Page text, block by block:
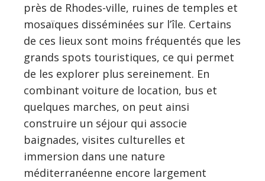
près de Rhodes-ville, ruines de temples et
mosaïques disséminées sur l’île. Certains
de ces lieux sont moins fréquentés que les
grands spots touristiques, ce qui permet
de les explorer plus sereinement. En
combinant voiture de location, bus et
quelques marches, on peut ainsi
construire un séjour qui associe
baignades, visites culturelles et
immersion dans une nature
méditerranéenne encore largement